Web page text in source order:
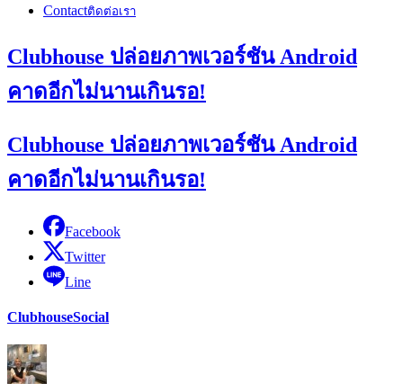
Contactติดต่อเรา
Clubhouse ปล่อยภาพเวอร์ชัน Android
คาดอีกไม่นานเกินรอ!
Clubhouse ปล่อยภาพเวอร์ชัน Android
คาดอีกไม่นานเกินรอ!
Facebook
Twitter
Line
ClubhouseSocial